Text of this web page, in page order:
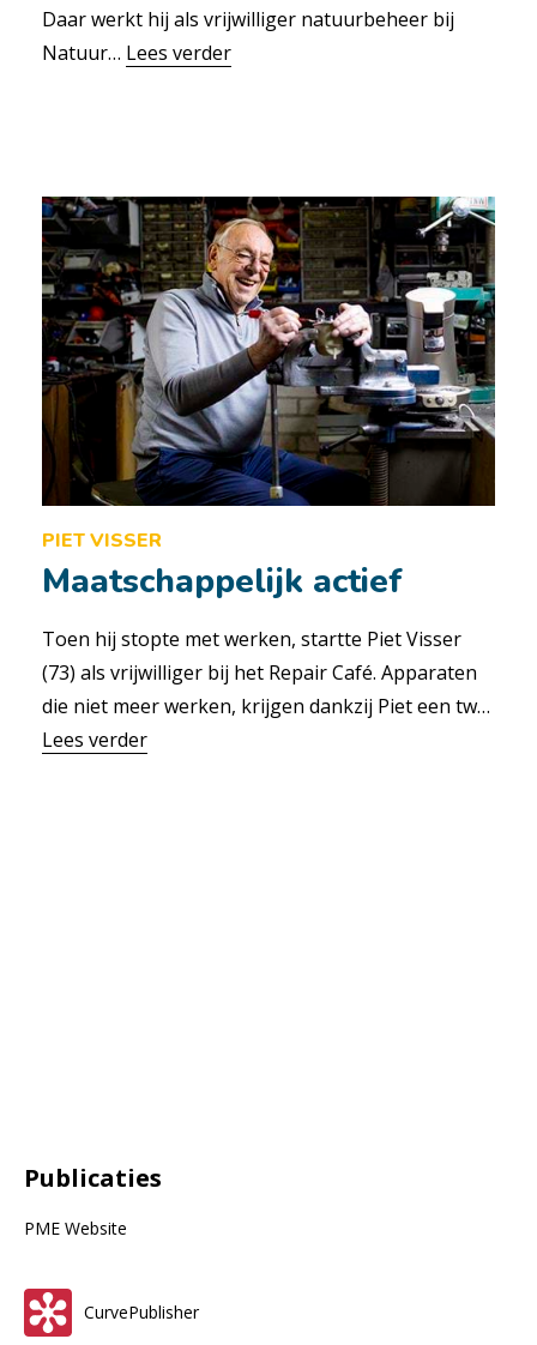
Daar werkt hij als vrijwilliger natuur­beheer bij
Natuur… Lees verder
PIET VISSER
Maatschappelijk actief
Toen hij stopte met werken, startte Piet Visser
(73) als vrijwilliger bij het Repair Café. Apparaten
die niet meer werken, krijgen dankzij Piet een tw…
Lees verder
Publicaties
PME Website
CurvePublisher